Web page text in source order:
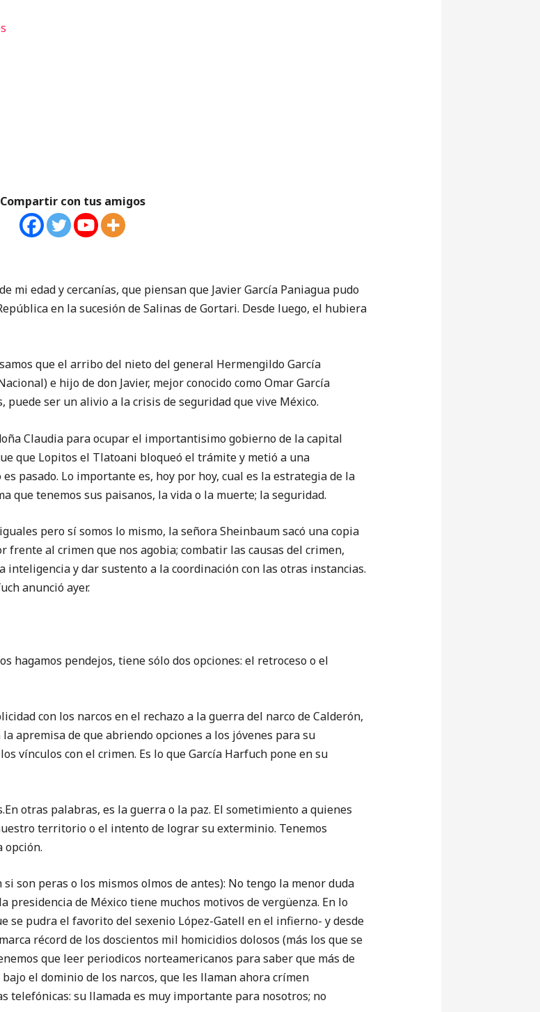
Compartir con tus amigos
mi edad y cercanías, que piensan que Javier García Paniagua pudo
en la sucesión de Salinas de Gortari. Desde luego, el hubiera
que el arribo del nieto del general Hermengildo García
e hijo de don Javier, mejor conocido como Omar García
puede ser un alivio a la crisis de seguridad que vive México.
Claudia para ocupar el importantisimo gobierno de la capital
que Lopitos el Tlatoani bloqueó el trámite y metió a una
pasado. Lo importante es, hoy por hoy, cual es la estrategia de la
que tenemos sus paisanos, la vida o la muerte; la seguridad.
pero sí somos lo mismo, la señora Sheinbaum sacó una copia
frente al crimen que nos agobia; combatir las causas del crimen,
y dar sustento a la coordinación con las otras instancias.
anunció ayer.
hagamos pendejos, tiene sólo dos opciones: el retroceso o el
con los narcos en el rechazo a la guerra del narco de Calderón,
apremisa de que abriendo opciones a los jóvenes para su
vínculos con el crimen. Es lo que García Harfuch pone en su
otras palabras, es la guerra o la paz. El sometimiento a quienes
territorio o el intento de lograr su exterminio. Tenemos
opción.
si son peras o los mismos olmos de antes): No tengo la menor duda
presidencia de México tiene muchos motivos de vergüenza. En lo
se pudra el favorito del sexenio López-Gatell en el infierno- y desde
récord de los doscientos mil homicidios dolosos (más los que se
que leer periodicos norteamericanos para saber que más de
el dominio de los narcos, que les llaman ahora crímen
telefónicas: su llamada es muy importante para nosotros; no